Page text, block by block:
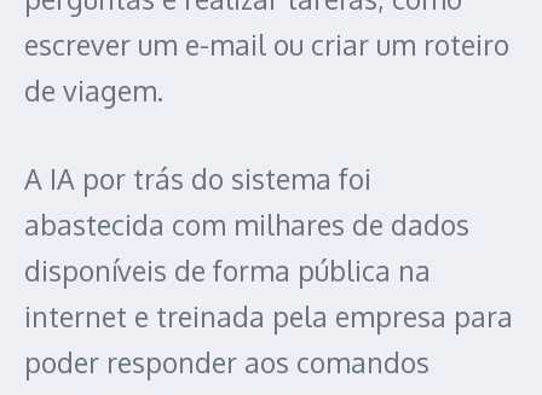
escrever um e-mail ou criar um roteiro
de viagem.
A IA por trás do sistema foi
abastecida com milhares de dados
disponíveis de forma pública na
internet e treinada pela empresa para
poder responder aos comandos